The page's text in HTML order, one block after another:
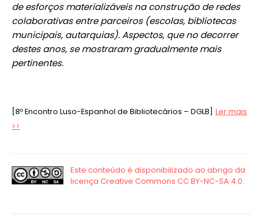
de esforços materializáveis na construção de redes
colaborativas entre parceiros (escolas, bibliotecas
municipais, autarquias). Aspectos, que no decorrer
destes anos, se mostraram gradualmente mais
pertinentes.
[8º Encontro Luso-Espanhol de Bibliotecários – DGLB]
Ler mais
>>